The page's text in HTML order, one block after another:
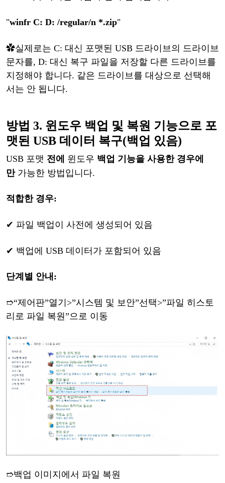
"winfr C: D: /regular/n *.zip"
✿실제로는 C: 대신 포맷된 USB 드라이브의 드라이브
문자를, D: 대신 복구 파일을 저장할 다른 드라이브를
지정해야 합니다. 같은 드라이브를 대상으로 선택해
서는 안 됩니다.
방법 3. 윈도우 백업 및 복원 기능으로 포
맷된 USB 데이터 복구(백업 있음)
USB 포맷 전에 윈도우 백업 기능을 사용한 경우에
만 가능한 방법입니다.
적합한 경우:
✔ 파일 백업이 사전에 생성되어 있음
✔ 백업에 USB 데이터가 포함되어 있음
단계별 안내 :
➱“제어판”열기 >”시스템 및 보안”선택>”파일 히스토
리로 파일 복원”으로 이동
➱백업 이미지에서 파일 복원